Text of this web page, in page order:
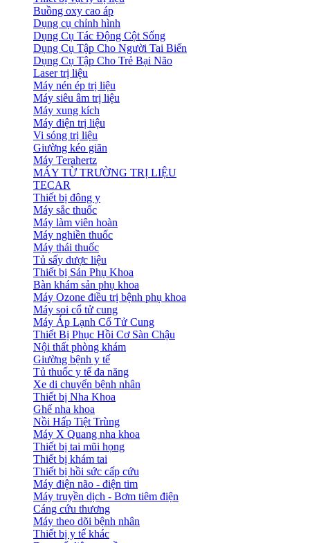
Buồng oxy cao áp
Dụng cụ chỉnh hình
Dụng Cụ Tác Động Cột Sống
Dụng Cụ Tập Cho Người Tai Biến
Dụng Cụ Tập Cho Trẻ Bại Não
Laser trị liệu
Máy nén ép trị liệu
Máy siêu âm trị liệu
Máy xung kích
Máy điện trị liệu
Vi sóng trị liệu
Giường kéo giãn
Máy Terahertz
MÁY TỪ TRƯỜNG TRỊ LIỆU
TECAR
Thiết bị đông y
Máy sắc thuốc
Máy làm viên hoàn
Máy nghiền thuốc
Máy thái thuốc
Tủ sấy dược liệu
Thiết bị Sản Phụ Khoa
Bàn khám sản phụ khoa
Máy Ozone điều trị bệnh phụ khoa
Máy soi cổ tử cung
Máy Áp Lạnh Cổ Tử Cung
Thiết Bị Phục Hồi Cơ Sàn Chậu
Nội thất phòng khám
Giường bệnh y tế
Tủ thuốc y tế đa năng
Xe di chuyển bệnh nhân
Thiết bị Nha Khoa
Ghế nha khoa
Nồi Hấp Tiệt Trùng
Máy X Quang nha khoa
Thiết bị tai mũi họng
Thiết bị khám tai
Thiết bị hồi sức cấp cứu
Máy điện não - điện tim
Máy truyền dịch - Bơm tiêm điện
Cáng cứu thương
Máy theo dõi bệnh nhân
Thiết bị y tế khác